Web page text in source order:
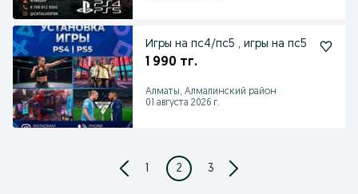
Игры на пс4/пс5 , игры на пс5
1 990 тг.
Алматы, Алмалинский район
01 августа 2026 г.
1 2 3